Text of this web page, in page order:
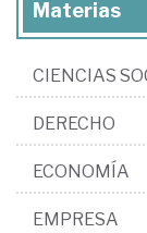
Materias
CIENCIAS
DERECHO
ECONOMÍA
EMPRESA